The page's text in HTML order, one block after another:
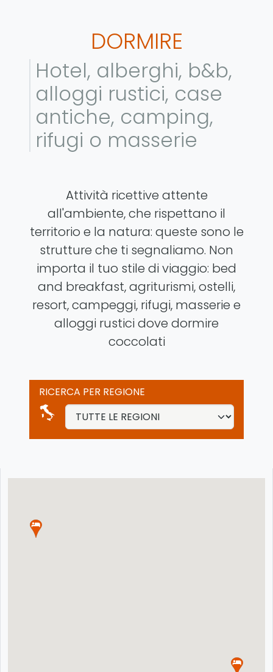
DORMIRE
Hotel, alberghi, b&b,
alloggi rustici, case
antiche, camping,
rifugi o masserie
Attività ricettive attente
all'ambiente, che rispettano il
territorio e la natura: queste sono le
strutture che ti segnaliamo. Non
importa il tuo stile di viaggio: bed
and breakfast, agriturismi, ostelli,
resort, campeggi, rifugi, masserie e
alloggi rustici dove dormire
coccolati
RICERCA PER REGIONE